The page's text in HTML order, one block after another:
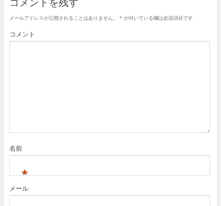
メールアドレスが公開されることはありません。 * が付いている欄は必須項目です
コメント
名前
*
メール